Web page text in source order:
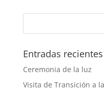
Entradas recientes
Ceremonia de la luz
Visita de Transición a